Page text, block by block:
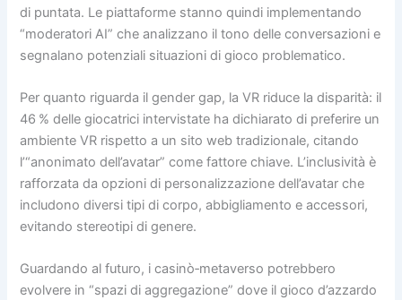
di puntata. Le piattaforme stanno quindi implementando
“moderatori AI” che analizzano il tono delle conversazioni e
segnalano potenziali situazioni di gioco problematico.
Per quanto riguarda il gender gap, la VR riduce la disparità: il
46 % delle giocatrici intervistate ha dichiarato di preferire un
ambiente VR rispetto a un sito web tradizionale, citando
l’“anonimato dell’avatar” come fattore chiave. L’inclusività è
rafforzata da opzioni di personalizzazione dell’avatar che
includono diversi tipi di corpo, abbigliamento e accessori,
evitando stereotipi di genere.
Guardando al futuro, i casinò‑metaverso potrebbero
evolvere in “spazi di aggregazione” dove il gioco d’azzardo